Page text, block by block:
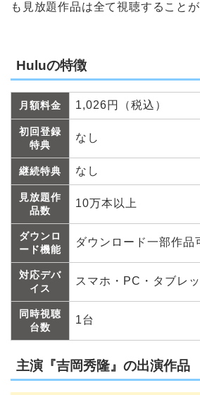
も見放題作品は全て視聴することが
Huluの特徴
月額料金 1,026円（税込）
初回登録
特典
なし
継続特典 なし
見放題作
品数
10万本以上
ダウンロ
ード機能
ダウンロード一部作品
対応デバ
イス
スマホ・PC・タブレ
同時視聴
台数
1台
主演『吉岡秀隆』の出演作品